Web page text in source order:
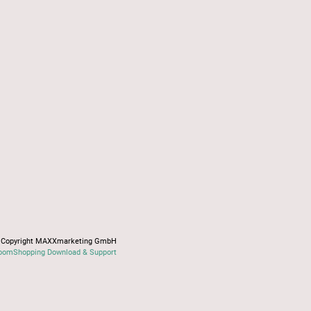
Copyright MAXXmarketing GmbH
Download & Support